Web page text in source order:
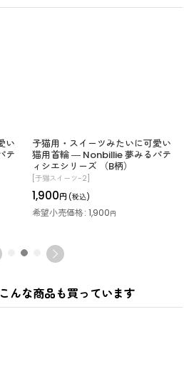
い
テ
子猫用・スイーツみたいに可愛い
猫用首輪 ― Nonbillie 夢みるパテ
ィシエシリーズ （B柄）
[子猫スイーツ-2]
1,900円 (税込)
希望小売価格: 1,900円
んな商品も買っています